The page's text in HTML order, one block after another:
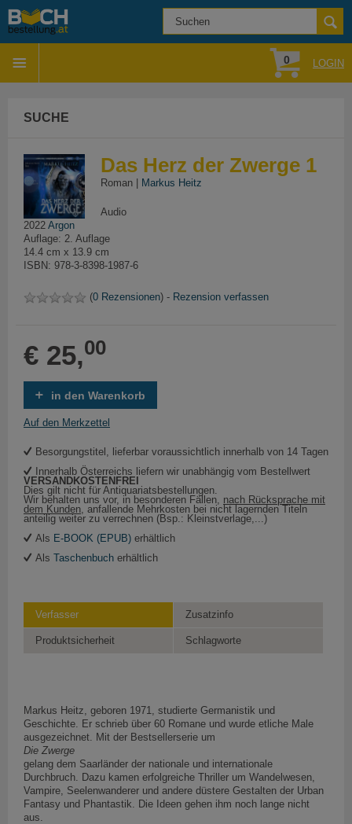
0 LOGIN
SUCHE
Das Herz der Zwerge 1
Roman | Markus Heitz
Audio
2022 Argon
Auflage: 2. Auflage
14.4 cm x 13.9 cm
ISBN: 978-3-8398-1987-6
(0 Rezensionen) - Rezension verfassen
€ 25,00
in den Warenkorb
Auf den Merkzettel
Besorgungstitel, lieferbar voraussichtlich innerhalb von 14 Tagen
Innerhalb Österreichs liefern wir unabhängig vom Bestellwert
VERSANDKOSTENFREI
Dies gilt nicht für Antiquariatsbestellungen.
Wir behalten uns vor, in besonderen Fällen, nach Rücksprache mit
dem Kunden, anfallende Mehrkosten bei nicht lagernden Titeln
anteilig weiter zu verrechnen (Bsp.: Kleinstverlage,...)
Als E-BOOK (EPUB) erhältlich
Als Taschenbuch erhältlich
Verfasser Zusatzinfo
Produktsicherheit Schlagworte
Markus Heitz, geboren 1971, studierte Germanistik und
Geschichte. Er schrieb über 60 Romane und wurde etliche Male
ausgezeichnet. Mit der Bestsellerserie um
Die Zwerge
gelang dem Saarländer der nationale und internationale
Durchbruch. Dazu kamen erfolgreiche Thriller um Wandelwesen,
Vampire, Seelenwanderer und andere düstere Gestalten der Urban
Fantasy und Phantastik. Die Ideen gehen ihm noch lange nicht
aus.